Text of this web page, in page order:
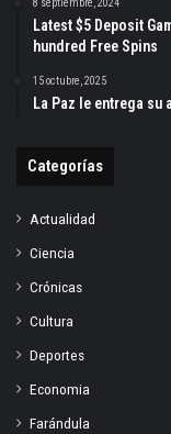
8 septiembre, 2024
Latest $5 Deposit
hundred Free Spins
15 octubre, 2025
La Paz le entrega su
Categorías
Actualidad
Ciencia
Crónicas
Cultura
Deportes
Economia
Farándula